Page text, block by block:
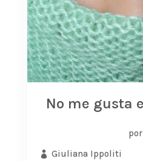
No me gusta
por
Giuliana Ippoliti